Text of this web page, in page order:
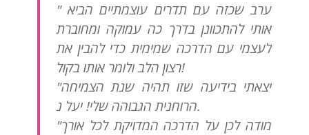
" ערב שכזה עם תדרים עוצמתיים הביא
אותי להתכוונן בדרך כה עמוקה ומחוברת
לעצמי עם הדרכה שמימית כדי להבין את
רצון הלב ולומר אותו בקול!
"יצאתי בידיעה שזו תהיה שנת הצמיחה
הרוחנית הגבוהה שלי! יעל נ.
"מודה לכן על הדרכה המדויקת לכל אורך